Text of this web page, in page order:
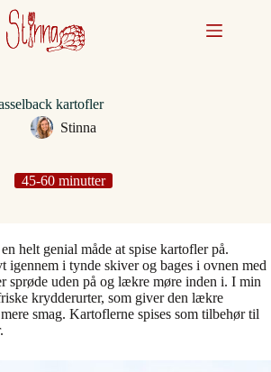
kartofler
Stinna
45-60 minutter
helt genial måde at spise kartofler på.
igennem i tynde skiver og bages i ovnen med
sprøde uden på og lækre møre inden i. I min
krydderurter, som giver den lækre
smag. Kartoflerne spises som tilbehør til